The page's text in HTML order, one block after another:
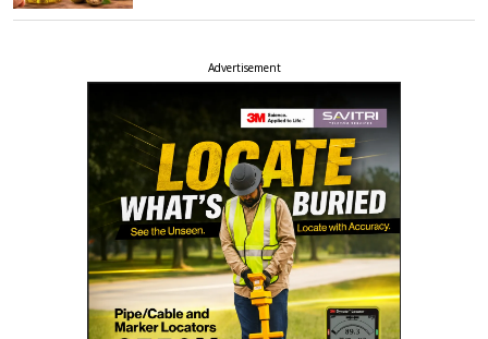
Advertisement